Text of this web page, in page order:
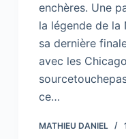
enchères. Une
la légende de la
sa dernière
avec les
ce…
MATHIEU DANIEL